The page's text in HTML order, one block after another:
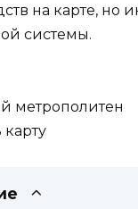
на карте, но
системы.